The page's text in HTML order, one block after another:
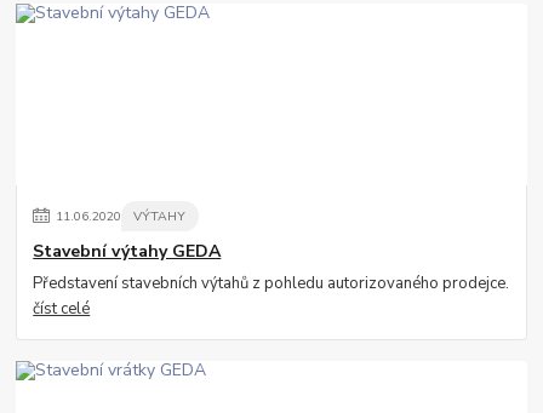
11.06.2020 VÝTAHY
Stavební výtahy GEDA
Představení stavebních výtahů z pohledu autorizovaného prodejce.
číst celé